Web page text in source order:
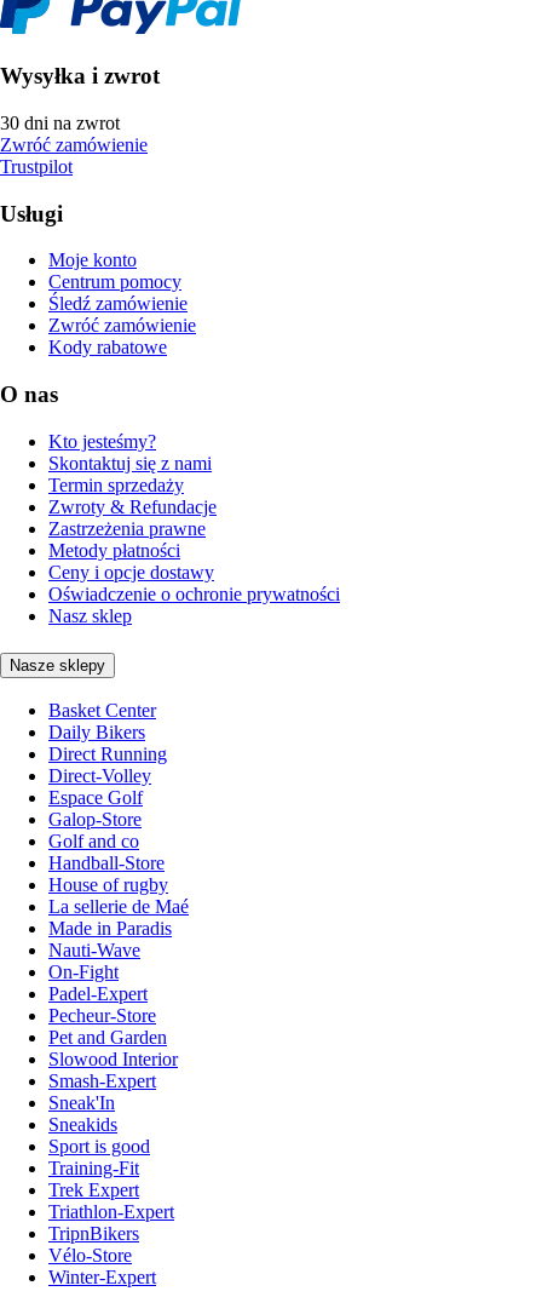
Wysyłka i zwrot
30 dni na zwrot
Zwróć zamówienie
Trustpilot
Usługi
Moje konto
Centrum pomocy
Śledź zamówienie
Zwróć zamówienie
Kody rabatowe
O nas
Kto jesteśmy?
Skontaktuj się z nami
Termin sprzedaży
Zwroty & Refundacje
Zastrzeżenia prawne
Metody płatności
Ceny i opcje dostawy
Oświadczenie o ochronie prywatności
Nasz sklep
Nasze sklepy
Basket Center
Daily Bikers
Direct Running
Direct-Volley
Espace Golf
Galop-Store
Golf and co
Handball-Store
House of rugby
La sellerie de Maé
Made in Paradis
Nauti-Wave
On-Fight
Padel-Expert
Pecheur-Store
Pet and Garden
Slowood Interior
Smash-Expert
Sneak'In
Sneakids
Sport is good
Training-Fit
Trek Expert
Triathlon-Expert
TripnBikers
Vélo-Store
Winter-Expert